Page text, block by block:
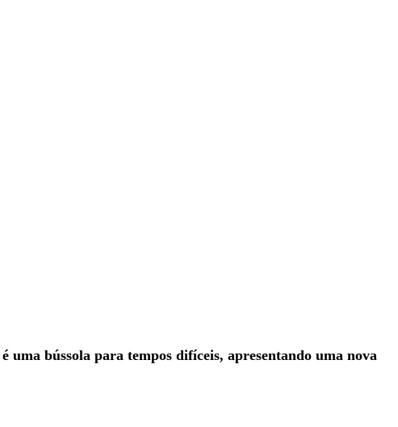
bússola para tempos difíceis, apresentando uma nova